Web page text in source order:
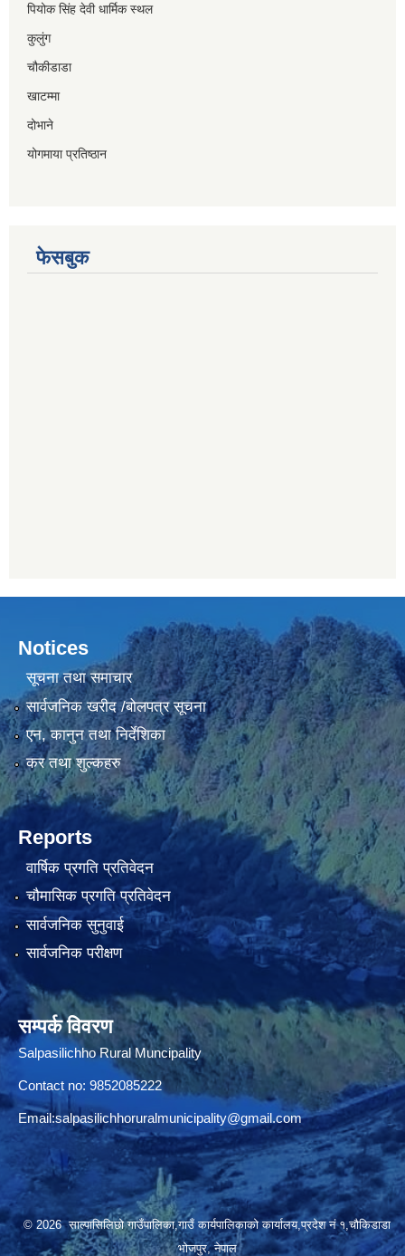
पियोक सिंह देवी धार्मिक स्थल
कुलुंग
चौकीडाडा
खाटम्मा
दोभाने
योगमाया प्रतिष्ठान
फेसबुक
Notices
सूचना तथा समाचार
सार्वजनिक खरीद /बोलपत्र सूचना
एन, कानुन तथा निर्देशिका
कर तथा शुल्कहरु
Reports
वार्षिक प्रगति प्रतिवेदन
चौमासिक प्रगति प्रतिवेदन
सार्वजनिक सुनुवाई
सार्वजनिक परीक्षण
सम्पर्क विवरण
Salpasilichho Rural Muncipality
Contact no: 9852085222
Email:salpasilichhoruralmunicipality@gmail.com
© 2026 साल्पासिलिछो गाउँपालिका,गाउँ कार्यपालिकाको कार्यालय,प्रदेश नं १,चौकिडाडा
भोजपुर, नेपाल